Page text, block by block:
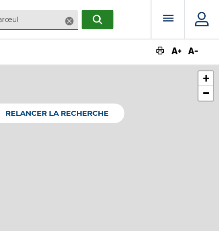
SupprimerRECHERCHERMenu
+
−
RELANCER LA RECHERCHE